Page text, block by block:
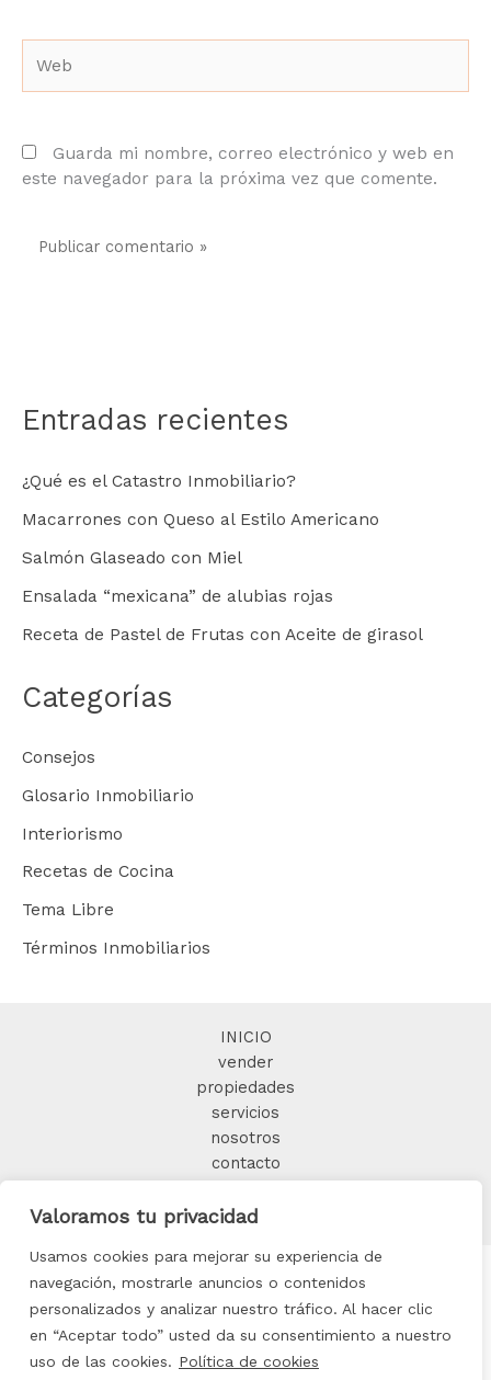
Valoramos tu privacidad
Usamos cookies para mejorar su experiencia de
navegación, mostrarle anuncios o contenidos
personalizados y analizar nuestro tráfico. Al hacer clic
en “Aceptar todo” usted da su consentimiento a nuestro
uso de las cookies. Política de cookies
Guarda mi nombre, correo electrónico y web en
este navegador para la próxima vez que comente.
Entradas recientes
¿Qué es el Catastro Inmobiliario?
Macarrones con Queso al Estilo Americano
Salmón Glaseado con Miel
Ensalada “mexicana” de alubias rojas
Receta de Pastel de Frutas con Aceite de girasol
Categorías
Consejos
Glosario Inmobiliario
Interiorismo
Recetas de Cocina
Tema Libre
Términos Inmobiliarios
INICIO
vender
propiedades
servicios
nosotros
contacto
Copyright © 2025 FORMIDABLE HOME